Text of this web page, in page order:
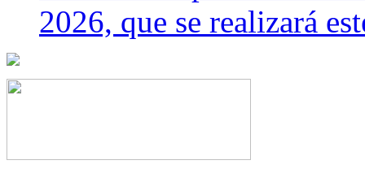
2026, que se realizará